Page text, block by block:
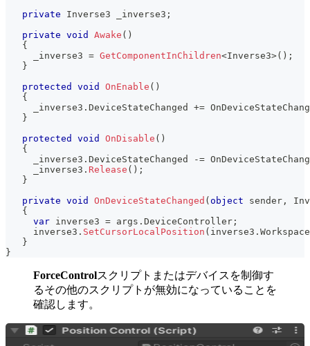
private
Inverse3 _inverse3 ;
private void Awake ( )
{
     _inverse3
= GetComponentInChildren<Inverse3>( ) ;
}
protected
void OnEnable ( )
{
     _inverse3
. DeviceStateChanged +=
}
protected
void OnDisable ( )
{
     _inverse3
. DeviceStateChanged -=
     _inverse3
. Release ( ) ;
}
private void OnDeviceStateChanged ( object sender ,
{
var inverse3 = args . DeviceController ;
     inverse3
. SetCursorLocalPosition ( inverse3 .
}
}
ForceControlスクリプトまたはデバイスを制御す
るその他のスクリプトが無効になっていることを
確認します。